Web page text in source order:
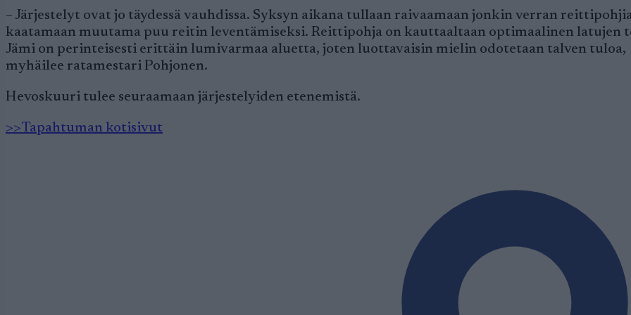
– Järjestelyt ovat jo täydessä vauhdissa. Syksyn aikana tullaan raivaamaan jonkin verran
kaatamaan muutama puu reitin leventämiseksi. Reittipohja on kauttaaltaan optimaalinen latujen
Jämi on perinteisesti erittäin lumivarmaa aluetta, joten luottavaisin mielin odotetaan talven tuloa,
myhäilee ratamestari Pohjonen.
Hevoskuuri tulee seuraamaan järjestelyiden etenemistä.
>>Tapahtuman kotisivut